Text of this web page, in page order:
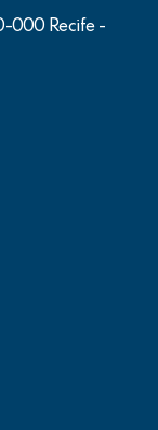
000 Recife -